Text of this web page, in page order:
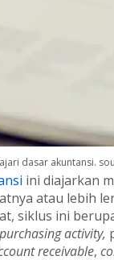
dasar akuntansi.
ini diajarkan
atau lebih
siklus ini
activity,
receivable,